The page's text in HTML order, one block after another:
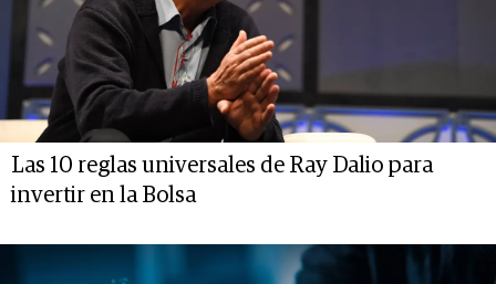
Las 10 reglas universales de Ray Dalio para
invertir en la Bolsa